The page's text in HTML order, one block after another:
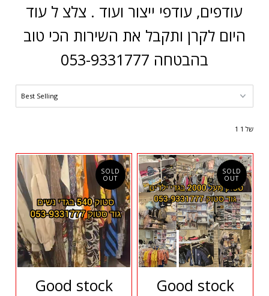
עודפים, עודפי ייצור ועוד . צלצ ל עוד
היום לקרן ותקבל את השירות הכי טוב
בהבטחה 053-9331777
1 של 1
SOLD
OUT
Good stock
SOLD
OUT
Good stock